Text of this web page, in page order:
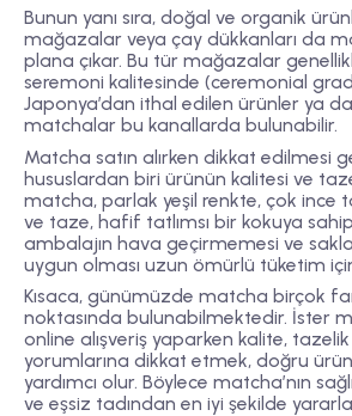
Bunun yanı sıra, doğal ve organik
mağazalar veya çay dükkanları da
plana çıkar. Bu tür mağazalar
seremoni kalitesinde (ceremonial
Japonya’dan ithal edilen ürünler ya
matchalar bu kanallarda bulunabilir.
Matcha satın alırken dikkat edilmesi
hususlardan biri ürünün kalitesi ve
matcha, parlak yeşil renkte, çok ince
ve taze, hafif tatlımsı bir kokuya
ambalajın hava geçirmemesi ve
uygun olması uzun ömürlü tüketim
Kısaca, günümüzde matcha birçok
noktasında bulunabilmektedir. İster
online alışveriş yaparken kalite,
yorumlarına dikkat etmek, doğru
yardımcı olur. Böylece matcha’nın
ve eşsiz tadından en iyi şekilde